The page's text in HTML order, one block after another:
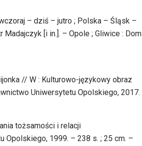
– dziś – jutro ; Polska – Śląsk –
[i in.]. – Opole ; Gliwice : Dom
// W : Kulturowo-językowy obraz
Uniwersytetu Opolskiego, 2017.
tożsamości i relacji
Opolskiego, 1999. – 238 s. ; 25 cm. –